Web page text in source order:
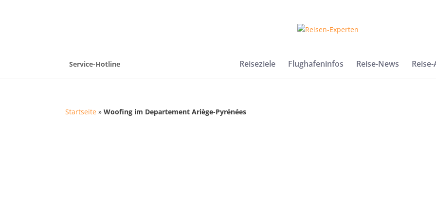
Service-Hotline Reiseziele Flughafeninfos Reise-News
Startseite »Woofing im Departement Ariège-Pyrénées